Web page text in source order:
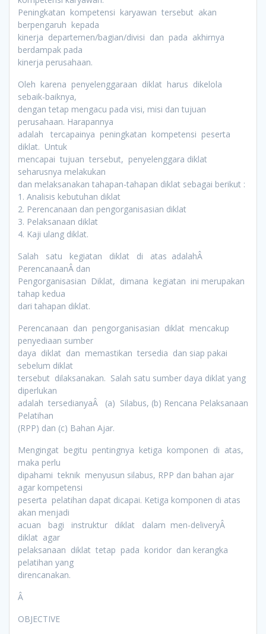
Peningkatan kompetensi karyawan tersebut akan
berpengaruh kepada
kinerja departemen/bagian/divisi dan pada akhirnya
berdampak pada
kinerja perusahaan.
Oleh karena penyelenggaraan diklat harus dikelola
sebaik-baiknya,
dengan tetap mengacu pada visi, misi dan tujuan
perusahaan. Harapannya
adalah tercapainya peningkatan kompetensi peserta
diklat. Untuk
mencapai tujuan tersebut, penyelenggara diklat
seharusnya melakukan
dan melaksanakan tahapan-tahapan diklat sebagai berikut :
1. Analisis kebutuhan diklat
2. Perencanaan dan pengorganisasian diklat
3. Pelaksanaan diklat
4. Kaji ulang diklat.
Salah satu kegiatan diklat di atas adalahÂ
PerencanaanÂ dan
Pengorganisasian Diklat, dimana kegiatan ini merupakan
tahap kedua
dari tahapan diklat.
Perencanaan dan pengorganisasian diklat mencakup
penyediaan sumber
daya diklat dan memastikan tersedia dan siap pakai
sebelum diklat
tersebut dilaksanakan. Salah satu sumber daya diklat yang
diperlukan
adalah tersedianyaÂ (a) Silabus, (b) Rencana Pelaksanaan
Pelatihan
(RPP) dan (c) Bahan Ajar.
Mengingat begitu pentingnya ketiga komponen di atas,
maka perlu
dipahami teknik menyusun silabus, RPP dan bahan ajar
agar kompetensi
peserta pelatihan dapat dicapai. Ketiga komponen di atas
akan menjadi
acuan bagi instruktur diklat dalam men-deliveryÂ
diklat agar
pelaksanaan diklat tetap pada koridor dan kerangka
pelatihan yang
direncanakan.
Â
OBJECTIVE